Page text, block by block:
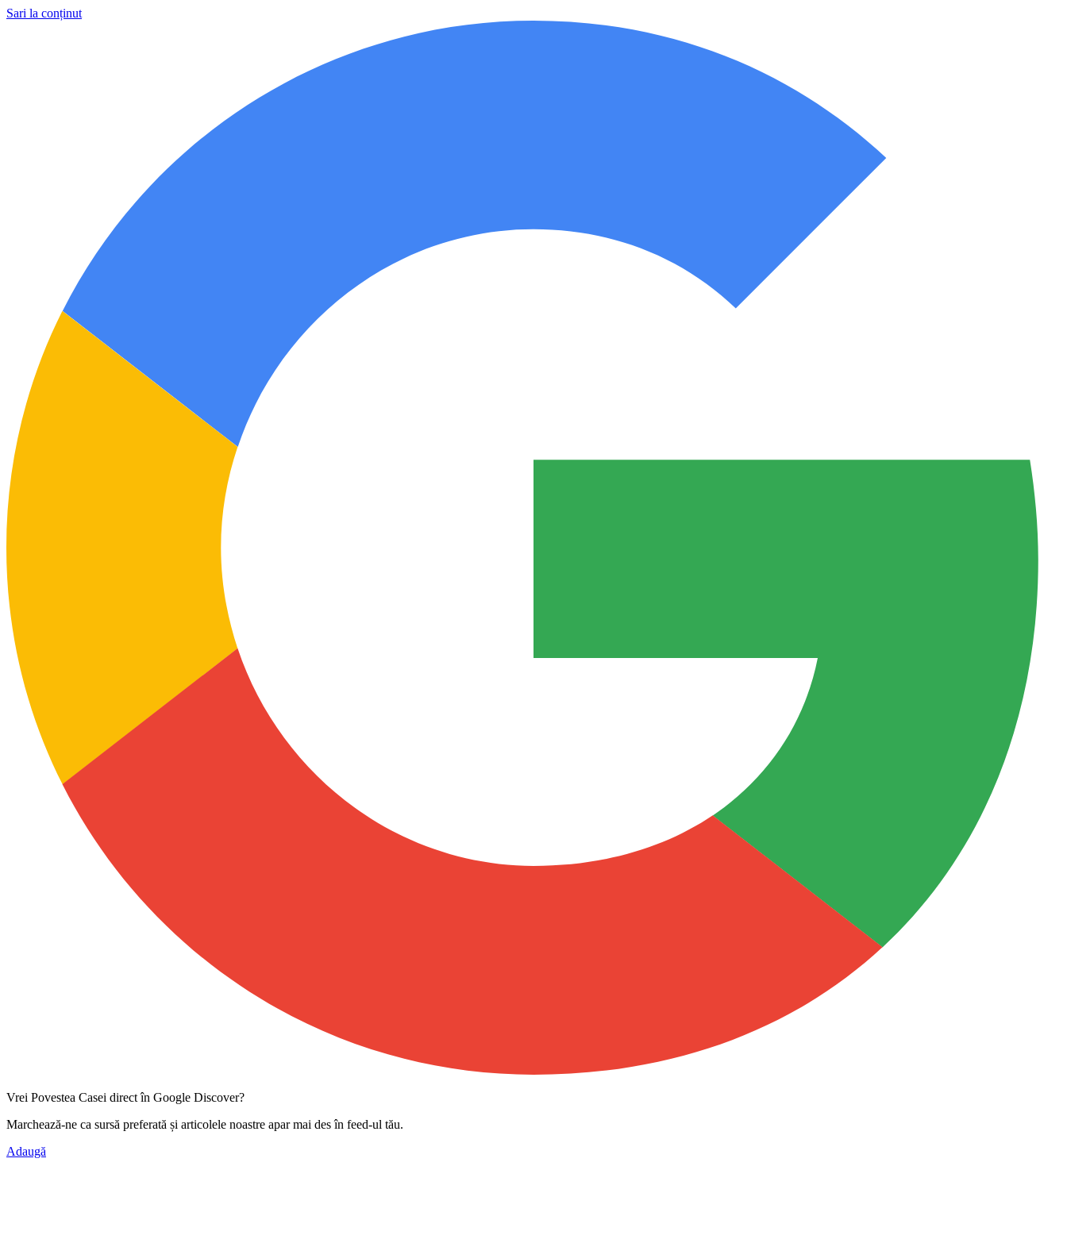
Sari la conținut
Vrei Povestea Casei direct în Google Discover?
Marchează-ne ca sursă preferată și articolele noastre apar mai des în feed-ul tău.
Adaugă